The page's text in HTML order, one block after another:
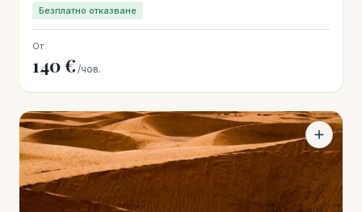
Безплатно отказване
От
140 € /чов.